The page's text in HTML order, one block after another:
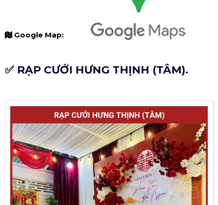
Google Map:
✅ RẠP CƯỚI HƯNG THỊNH (TÂM).